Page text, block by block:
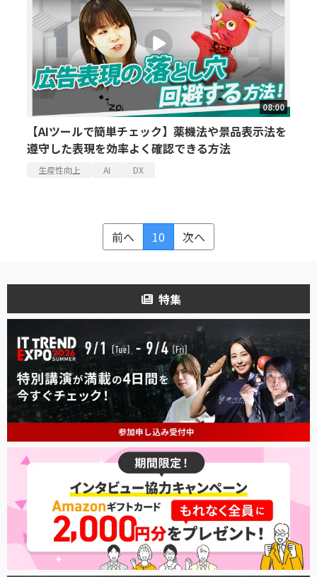
08:00
【AIツールで簡単チェック】薬機法や景品表示法を
遵守した表現を効率よく確認できる方法
生産性向上 AI DX
前へ 10 次へ
特集